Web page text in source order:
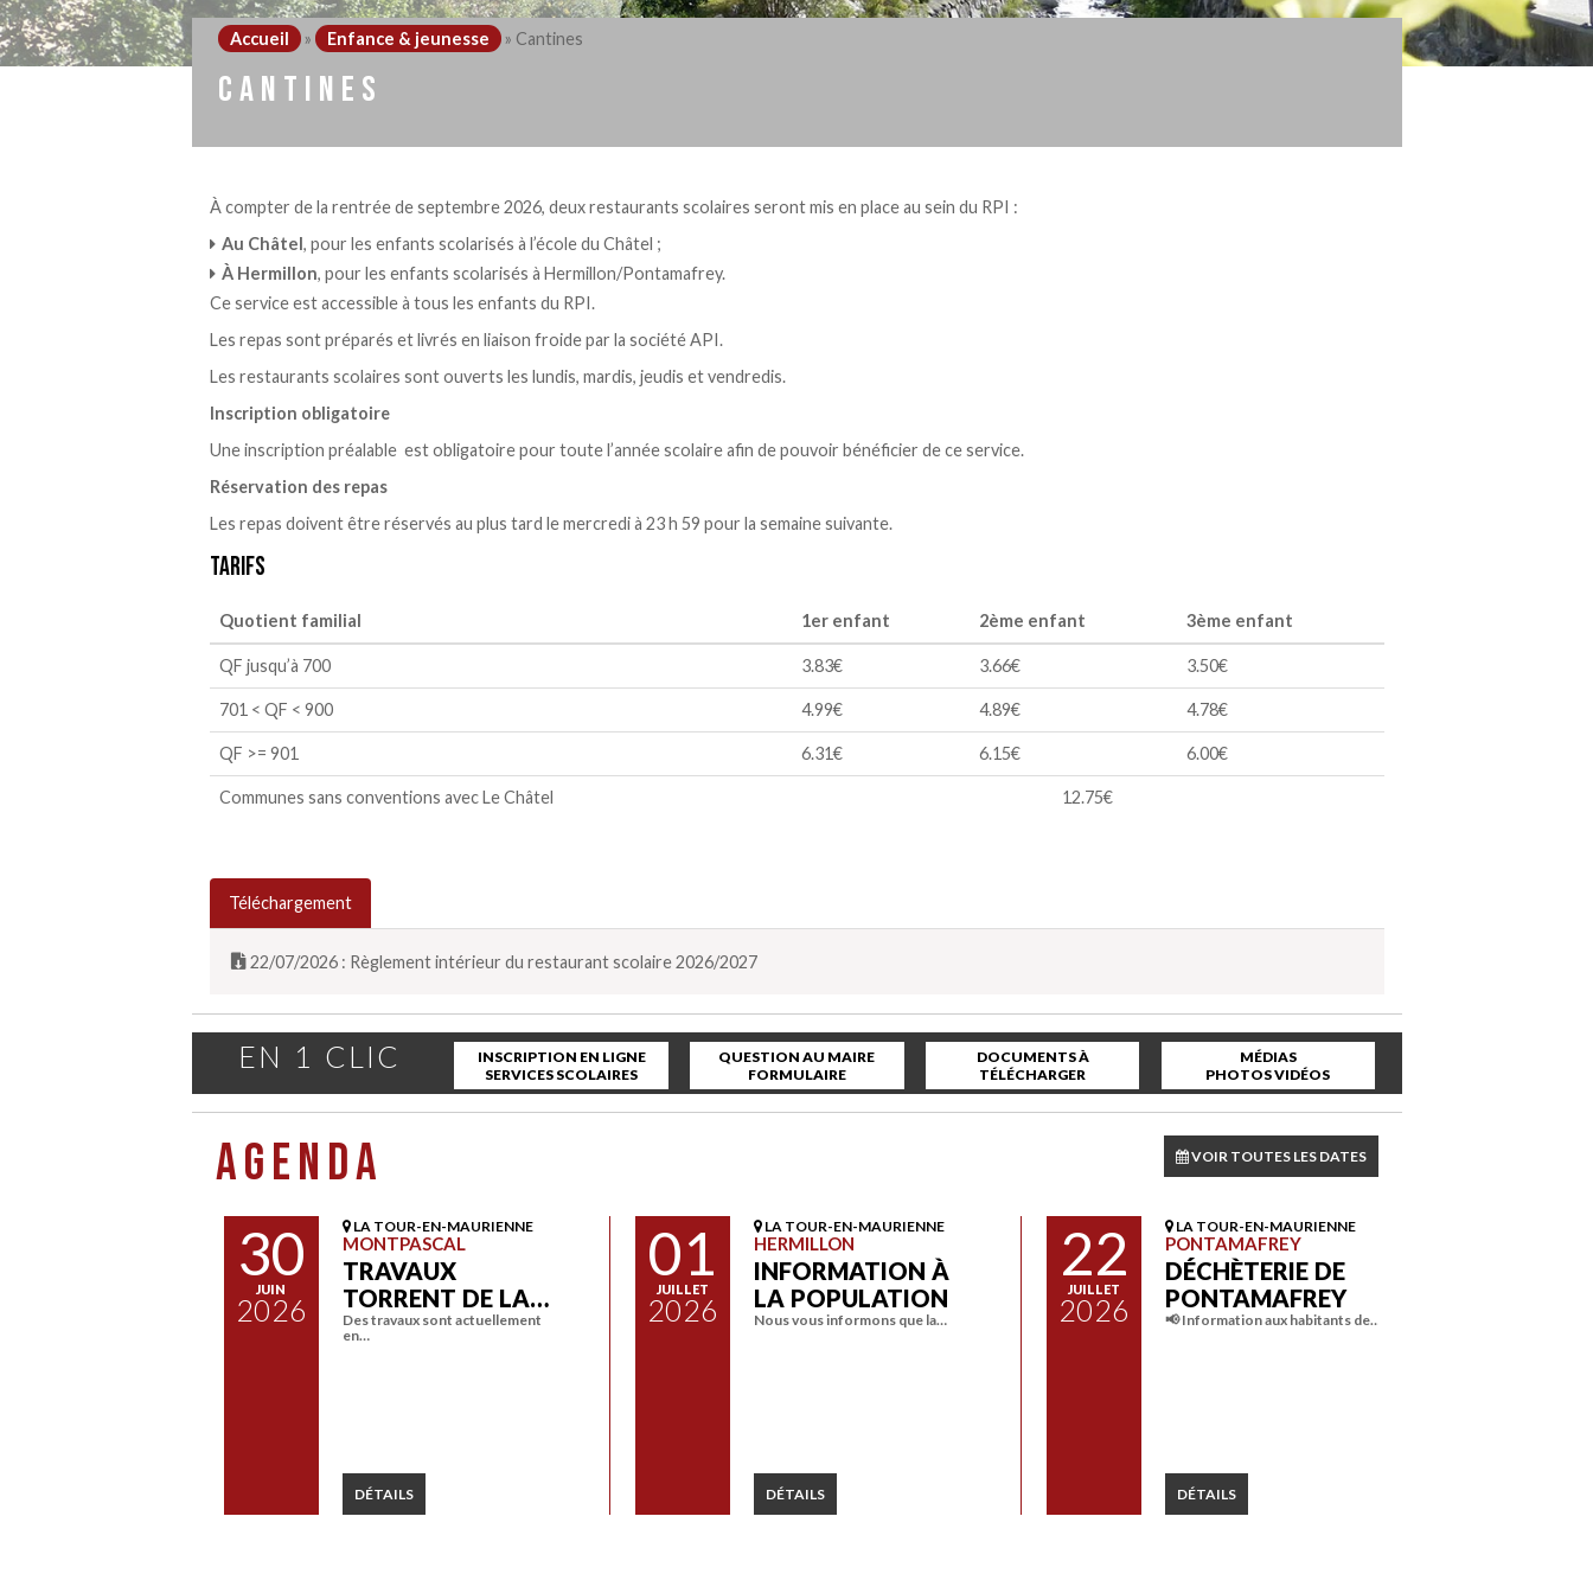
Accueil » Enfance & jeunesse » Cantines
CANTINES
À compter de la rentrée de septembre 2026, deux restaurants scolaires seront mis en place au sein du RPI :
Au Châtel, pour les enfants scolarisés à l’école du Châtel ;
À Hermillon, pour les enfants scolarisés à Hermillon/Pontamafrey.
Ce service est accessible à tous les enfants du RPI.
Les repas sont préparés et livrés en liaison froide par la société API.
Les restaurants scolaires sont ouverts les lundis, mardis, jeudis et vendredis.
Inscription obligatoire
Une inscription préalable est obligatoire pour toute l’année scolaire afin de pouvoir bénéficier de ce service.
Réservation des repas
Les repas doivent être réservés au plus tard le mercredi à 23 h 59 pour la semaine suivante.
Tarifs
Quotient familial 1er enfant 2ème enfant 3ème enfant
QF jusqu’à 700 3.83€ 3.66€ 3.50€
701 < QF < 900 4.99€ 4.89€ 4.78€
QF >= 901 6.31€ 6.15€ 6.00€
Communes sans conventions avec Le Châtel 12.75€
Téléchargement
22/07/2026 : Règlement intérieur du restaurant scolaire 2026/2027
EN 1 CLIC
INSCRIPTION EN LIGNE
SERVICES SCOLAIRES
QUESTION AU MAIRE
FORMULAIRE
DOCUMENTS À
TÉLÉCHARGER
MÉDIAS
PHOTOS VIDÉOS
AGENDA VOIR TOUTES LES DATES
30
JUIN
2026
LA TOUR-EN-MAURIENNE
MONTPASCAL
TRAVAUX
TORRENT DE LA…
Des travaux sont actuellement
en…
DÉTAILS
01
JUILLET
2026
LA TOUR-EN-MAURIENNE
HERMILLON
INFORMATION À
LA POPULATION
Nous vous informons que la…
DÉTAILS
22
JUILLET
2026
LA TOUR-EN-MAURIENNE
PONTAMAFREY
DÉCHÈTERIE DE
PONTAMAFREY
📢 Information aux habitants de…
DÉTAILS